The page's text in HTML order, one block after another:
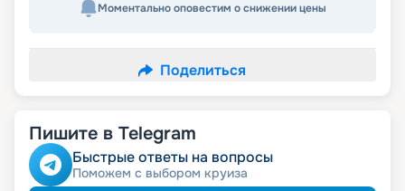
Моментально оповестим о снижении цены
Поделиться
Пишите в Telegram
Быстрые ответы на вопросы
Поможем с выбором круиза